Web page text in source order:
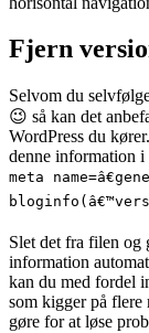
Fjern
Selvom du
😉 så kan det
WordPress du
denne information i
meta
Slet det fra filen og
information
kan du med fordel
som kigger på
gøre for at løse